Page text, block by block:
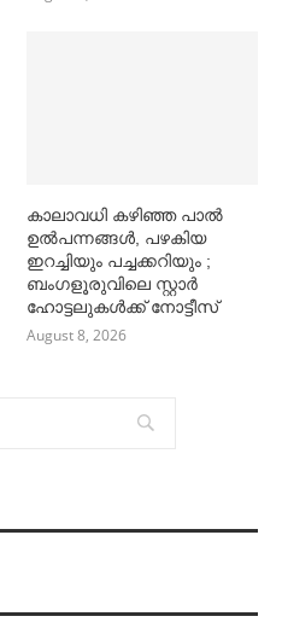
കാലാവധി കഴിഞ്ഞ പാല്‍
ഉല്‍പന്നങ്ങള്‍, പഴകിയ
ഇറച്ചിയും പച്ചക്കറിയും ;
ബംഗളൂരുവിലെ സ്റ്റാര്‍
ഹോട്ടലുകള്‍ക്ക് നോട്ടീസ്
August 8, 2026